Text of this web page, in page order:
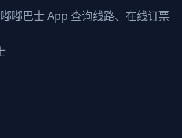
嘟巴士 App 查询线路、在线订票